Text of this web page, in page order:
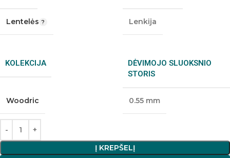
Lentelės Lenkija
KOLEKCIJA
Woodric
DĖVIMOJO SLUOKSNIO
STORIS
0.55 mm
Į KREPŠELĮ